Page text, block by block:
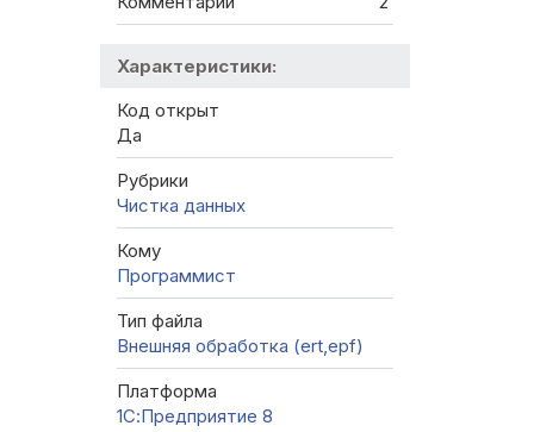
Характеристики:
Код открыт
Да
Рубрики
Чистка данных
Кому
Программист
Тип файла
Внешняя обработка (ert,epf)
Платформа
1С:Предприятие 8